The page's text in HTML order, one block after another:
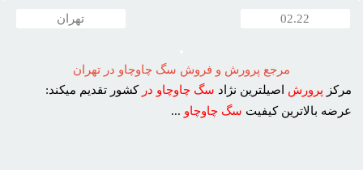
02.22 تهران
مرجع پرورش و فروش سگ چاوچاو در تهران
مرکز پرورش اصيلترين نژاد سگ چاوچاو در کشور تقديم ميکند:
عرضه بالاترين کيفيت سگ چاوچاو ...